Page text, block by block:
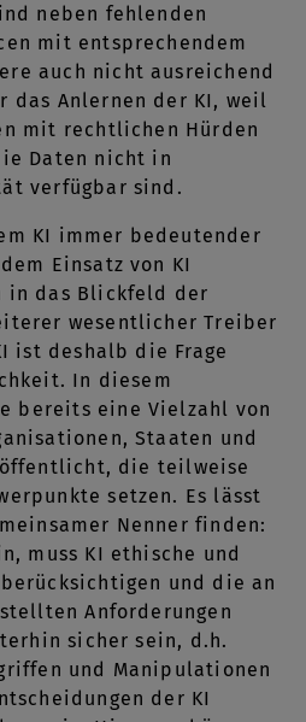
neben fehlenden
mit entsprechendem
auch nicht ausreichend
das Anlernen der KI, weil
mit rechtlichen Hürden
Daten nicht in
verfügbar sind.
KI immer bedeutender
Einsatz von KI
in das Blickfeld der
wesentlicher Treiber
ist deshalb die Frage
In diesem
bereits eine Vielzahl von
Staaten und
die teilweise
setzen. Es lässt
Nenner finden:
muss KI ethische und
und die an
Anforderungen
sicher sein, d.h.
und Manipulationen
der KI